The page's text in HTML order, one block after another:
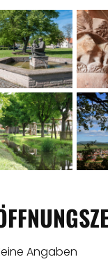
Angaben